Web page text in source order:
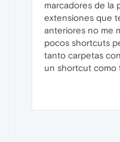
marcadores de la
extensiones que
anteriores no me
pocos shortcuts
tanto carpetas
un shortcut como